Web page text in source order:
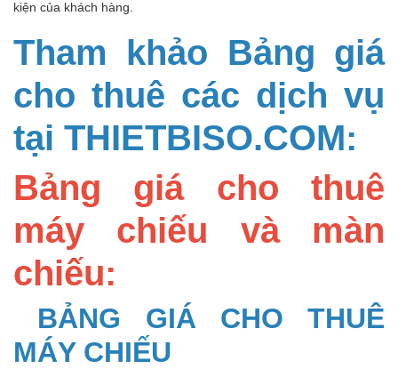
kiện của khách hàng.
Tham khảo Bảng giá
cho thuê các dịch vụ
tại THIETBISO.COM:
Bảng giá cho thuê
máy chiếu và màn
chiếu:
BẢNG GIÁ CHO THUÊ
MÁY CHIẾU